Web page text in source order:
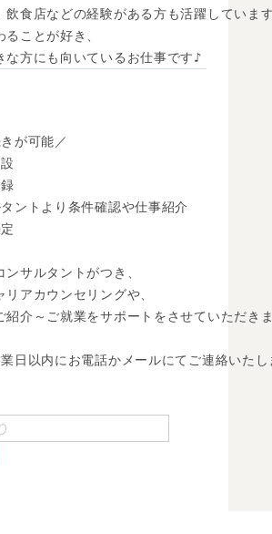
飲食店などの経験がある方も活躍していま
ことが好き、
な方にも向いているお仕事です♪
が可能／
ントより条件確認や仕事紹介
サルタントがつき、
アカウンセリングや、
紹介～ご就業をサポートをさせていただき
日以内にお電話かメールにてご連絡いたし